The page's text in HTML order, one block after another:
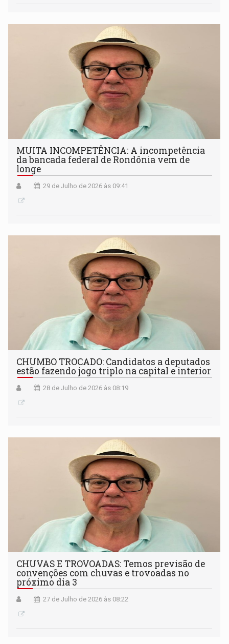
MUITA INCOMPETÊNCIA: A incompetência
da bancada federal de Rondônia vem de
longe
29 de Julho de 2026 às 09:41
CHUMBO TROCADO: Candidatos a deputados
estão fazendo jogo triplo na capital e interior
28 de Julho de 2026 às 08:19
CHUVAS E TROVOADAS: Temos previsão de
convenções com chuvas e trovoadas no
próximo dia 3
27 de Julho de 2026 às 08:22